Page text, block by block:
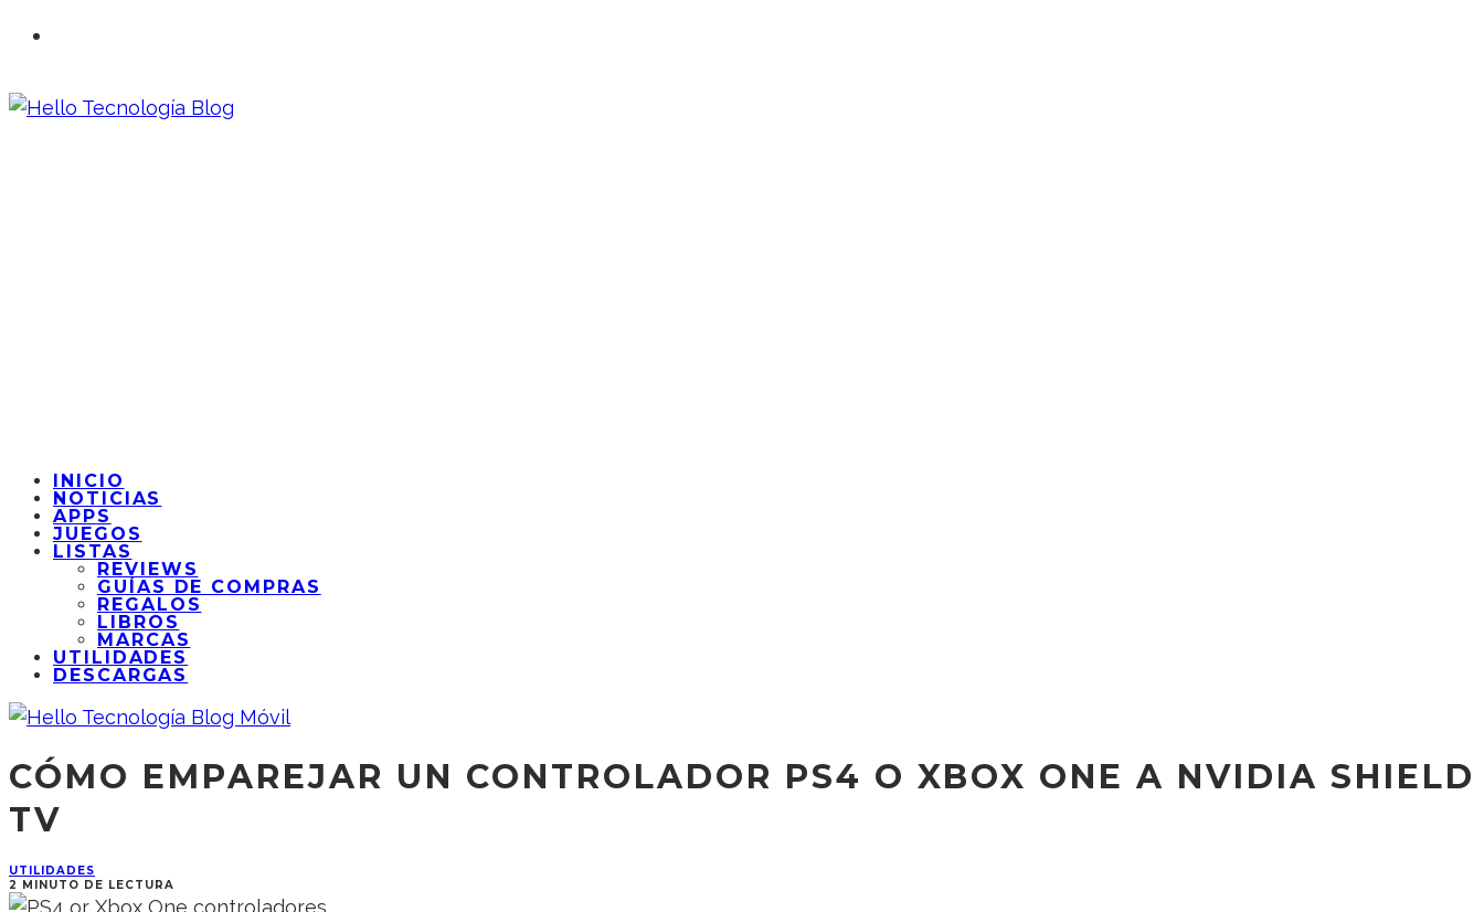
INICIO
NOTICIAS
APPS
JUEGOS
LISTAS
REVIEWS
GUÍAS DE COMPRAS
REGALOS
LIBROS
MARCAS
UTILIDADES
DESCARGAS
CÓMO EMPAREJAR UN CONTROLADOR PS4 O XBOX ONE A NVIDIA SHIELD
TV
UTILIDADES
2 MINUTO DE LECTURA